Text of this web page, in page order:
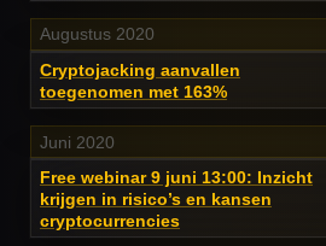
Augustus 2020
Cryptojacking aanvallen
toegenomen met 163%
Juni 2020
Free webinar 9 juni 13:00: Inzicht
krijgen in risico’s en kansen
cryptocurrencies